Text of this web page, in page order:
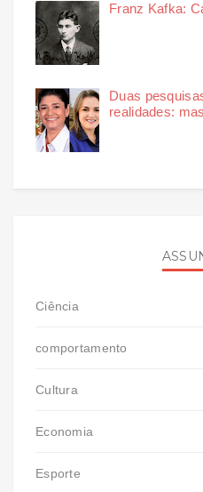
Franz Kafka:
Duas
realidades:
Ciência
comportamento
Cultura
Economia
Esporte